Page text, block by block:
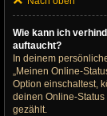
Wie kann ich
auftaucht?
In deinem
„Meinen Online-
Option einschaltest,
deinen Online-
gezählt.